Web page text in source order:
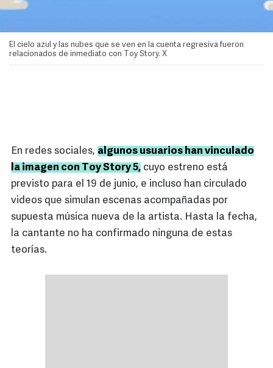
El cielo azul y las nubes que se ven en la cuenta regresiva fueron
relacionados de inmediato con Toy Story. X
En redes sociales, algunos usuarios han vinculado
la imagen con Toy Story 5, cuyo estreno está
previsto para el 19 de junio, e incluso han circulado
videos que simulan escenas acompañadas por
supuesta música nueva de la artista. Hasta la fecha,
la cantante no ha confirmado ninguna de estas
teorías.